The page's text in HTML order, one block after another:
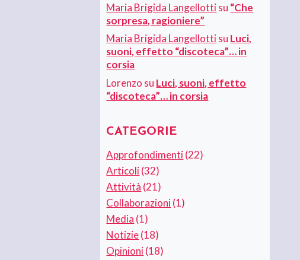
Maria Brigida Langellottisu “Che
sorpresa, ragioniere”
Maria Brigida Langellottisu Luci,
suoni, effetto “discoteca”… in
corsia
Lorenzo su Luci, suoni, effetto
“discoteca”… in corsia
CATEGORIE
Approfondimenti(22)
Articoli(32)
Attività (21)
Collaborazioni(1)
Media (1)
Notizie(18)
Opinioni(18)